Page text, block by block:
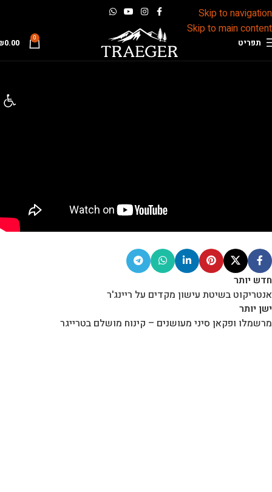
Skip to navigation
Skip to main content
תפריט 0
0.00
חדש יותר
אנטריקוט בשיטת עישון מקדים על ריינג'ר
ישן יותר
מרשמלו ופקאן סיני מעושנים – קינוח מושלם בטרייגר